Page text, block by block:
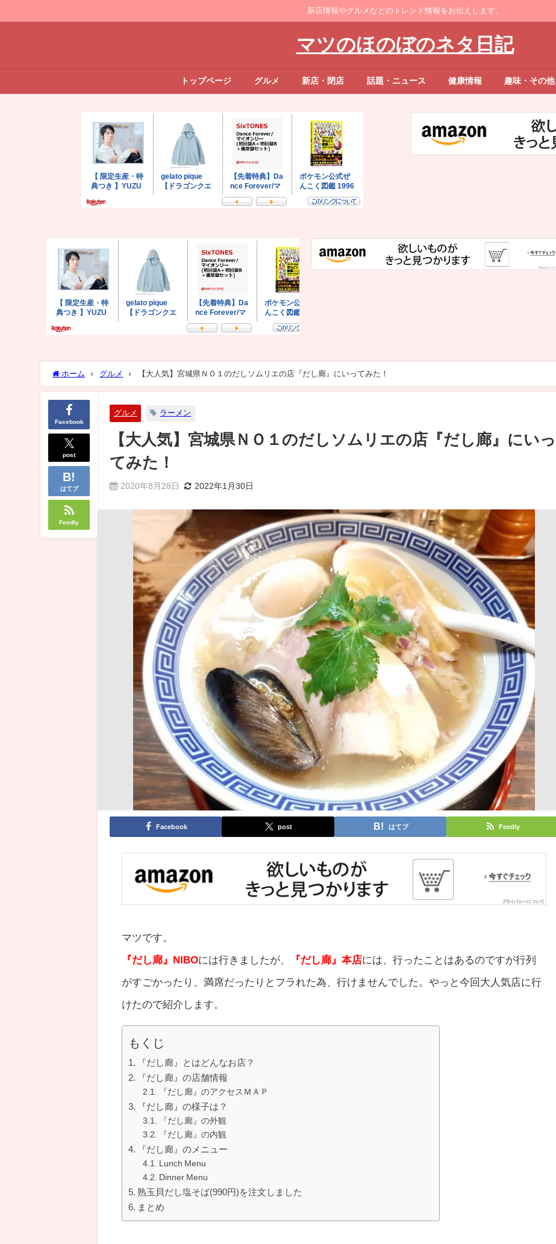
新店情報やグルメなどのトレンド情報をお伝えします。
マツのほのぼのネタ日記
トップページ グルメ 新店・閉店 話題・ニュース 健康情報 趣味・その他
ホーム グルメ 【大人気】宮城県ＮＯ１のだしソムリエの店『だし廊』にいってみた！
Facebook
post
はてブ
Feedly
グルメ ラーメン
【大人気】宮城県ＮＯ１のだしソムリエの店『だし廊』にいっ
てみた！
2020年8月28日 2022年1月30日
Facebook post はてブ Feedly
マツです。
『だし廊』 NIBOには行きましたが、 『だし廊』本店には、行ったことはあるのですが行列
がすごかったり、満席だったりとフラれた為、行けませんでした。やっと今回大人気店に行
けたので紹介します。
もくじ
『だし廊』とはどんなお店？
『だし廊』の店舗情報
『だし廊』のアクセスＭＡＰ
『だし廊』の様子は？
『だし廊』の外観
『だし廊』の内観
『だし廊』のメニュー
Lunch Menu
Dinner Menu
熟玉貝だし塩そば(990円)を注文しました
まとめ